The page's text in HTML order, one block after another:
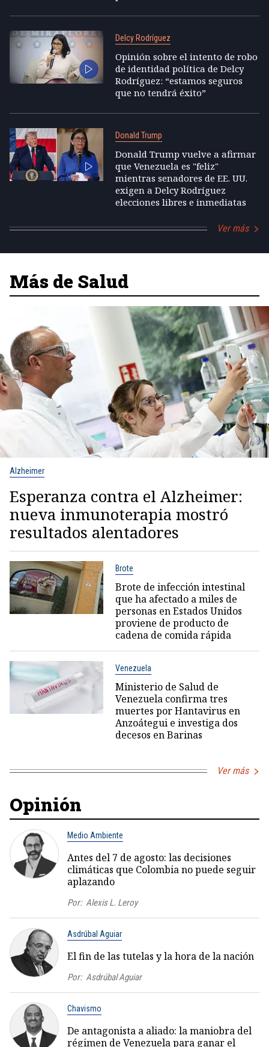
Delcy Rodríguez
Opinión sobre el intento de robo
de identidad política de Delcy
Rodríguez: “estamos seguros
que no tendrá éxito”
Donald Trump
Donald Trump vuelve a afirmar
que Venezuela es "feliz"
mientras senadores de EE. UU.
exigen a Delcy Rodríguez
elecciones libres e inmediatas
Ver más
Más de Salud
Alzheimer
Esperanza contra el Alzheimer:
nueva inmunoterapia mostró
resultados alentadores
Brote
Brote de infección intestinal
que ha afectado a miles de
personas en Estados Unidos
proviene de producto de
cadena de comida rápida
Venezuela
Ministerio de Salud de
Venezuela confirma tres
muertes por Hantavirus en
Anzoátegui e investiga dos
decesos en Barinas
Ver más
Opinión
Medio Ambiente
Antes del 7 de agosto: las decisiones
climáticas que Colombia no puede seguir
aplazando
Por: Alexis L. Leroy
Asdrúbal Aguiar
El fin de las tutelas y la hora de la nación
Por: Asdrúbal Aguiar
Chavismo
De antagonista a aliado: la maniobra del
régimen de Venezuela para ganar el